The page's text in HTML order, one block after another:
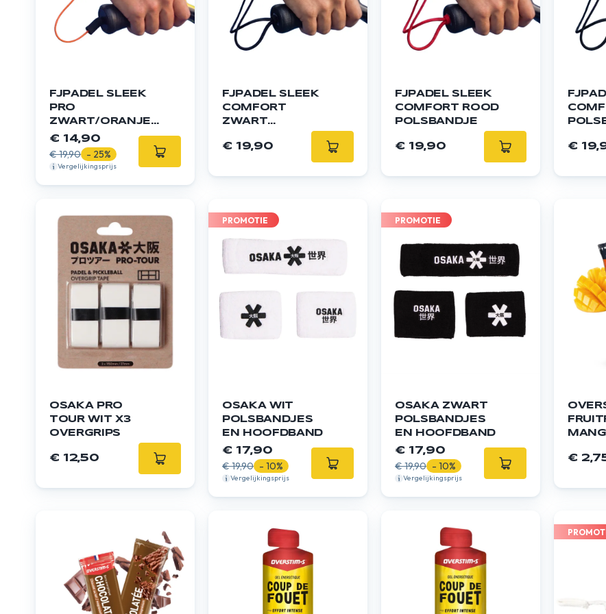
FJPADEL SLEEK
PRO
ZWART/ORANJE
POLSBANDJE
€ 14,90
€ 19,90 - 25%
Vergelijkingsprijs
FJPADEL SLEEK
COMFORT
ZWART
€ 19,90
FJPADEL SLEEK
COMFORT ROOD
POLSBANDJE
€ 19,90 €
OSAKA PRO
TOUR WIT X3
OVERGRIPS
€ 12,50
PROMOTIE
OSAKA WIT
POLSBANDJES
EN HOOFDBAND
€ 17,90
€ 19,90 - 10%
Vergelijkingsprijs
PROMOTIE
OSAKA ZWART
POLSBANDJES
EN HOOFDBAND
€ 17,90
€ 19,90 - 10%
Vergelijkingsprijs
€